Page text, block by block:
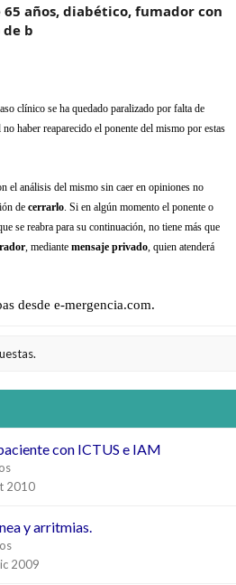
65 años, diabético, fumador con
b
clínico se ha quedado paralizado por falta de
haber reaparecido el ponente del mismo por estas
el análisis del mismo sin caer en opiniones no
de cerrarlo . Si en algún momento el ponente o
se reabra para su continuación, no tiene más que
, mediante mensaje privado , quien atenderá
desde e-mergencia.com.
con ICTUS e IAM
2010
y arritmias.
2009